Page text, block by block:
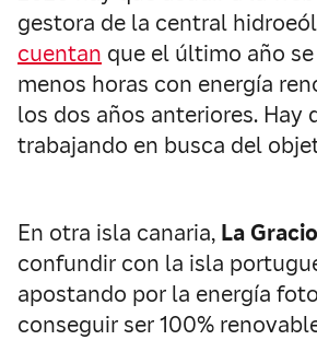
gestora de la central
cuentan que el último año
menos horas con energía
los dos años anteriores. Hay
trabajando en busca del
En otra isla canaria, La
confundir con la isla
apostando por la energía
conseguir ser 100%